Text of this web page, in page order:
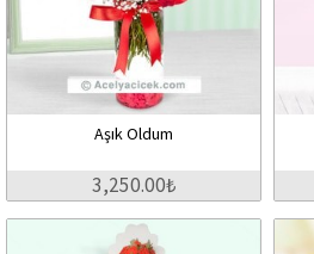
Aşık Oldum
3,250.00₺